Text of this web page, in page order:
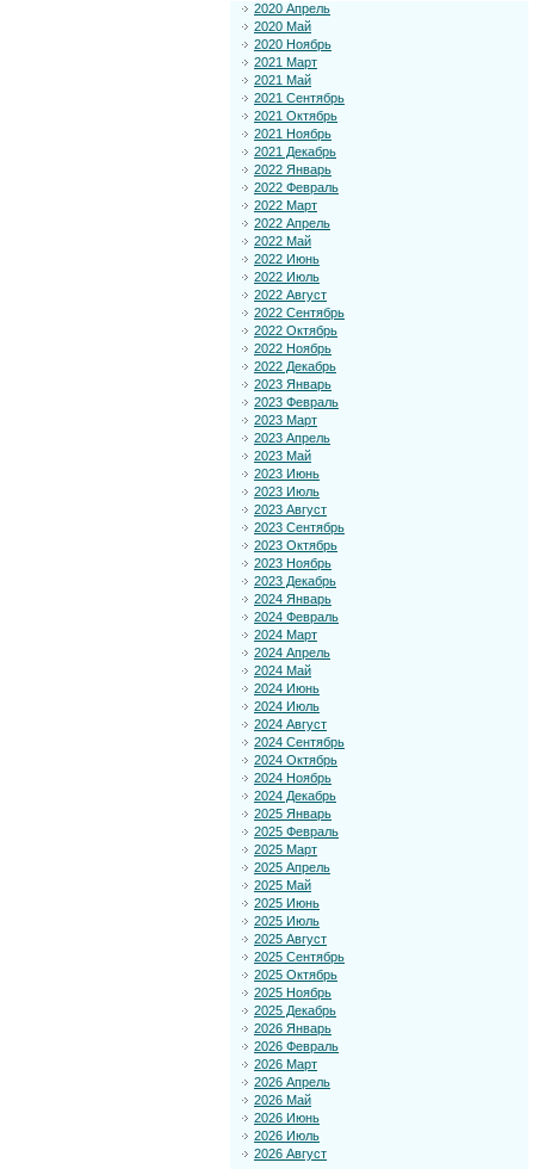
2020 Апрель
2020 Май
2020 Ноябрь
2021 Март
2021 Май
2021 Сентябрь
2021 Октябрь
2021 Ноябрь
2021 Декабрь
2022 Январь
2022 Февраль
2022 Март
2022 Апрель
2022 Май
2022 Июнь
2022 Июль
2022 Август
2022 Сентябрь
2022 Октябрь
2022 Ноябрь
2022 Декабрь
2023 Январь
2023 Февраль
2023 Март
2023 Апрель
2023 Май
2023 Июнь
2023 Июль
2023 Август
2023 Сентябрь
2023 Октябрь
2023 Ноябрь
2023 Декабрь
2024 Январь
2024 Февраль
2024 Март
2024 Апрель
2024 Май
2024 Июнь
2024 Июль
2024 Август
2024 Сентябрь
2024 Октябрь
2024 Ноябрь
2024 Декабрь
2025 Январь
2025 Февраль
2025 Март
2025 Апрель
2025 Май
2025 Июнь
2025 Июль
2025 Август
2025 Сентябрь
2025 Октябрь
2025 Ноябрь
2025 Декабрь
2026 Январь
2026 Февраль
2026 Март
2026 Апрель
2026 Май
2026 Июнь
2026 Июль
2026 Август